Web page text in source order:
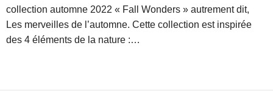
collection automne 2022 « Fall Wonders » autrement dit,
Les merveilles de l’automne. Cette collection est inspirée
des 4 éléments de la nature :…